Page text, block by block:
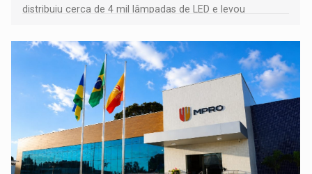
distribuiu cerca de 4 mil lâmpadas de LED e levou
comunidade